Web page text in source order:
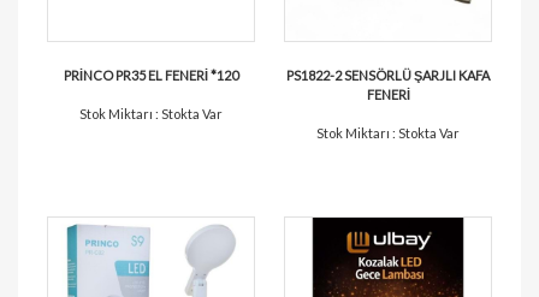
PRİNCO PR35 EL FENERİ *120
Stok Miktarı : Stokta Var
PS1822-2 SENSÖRLÜ ŞARJLI KAFA
FENERİ
Stok Miktarı : Stokta Var